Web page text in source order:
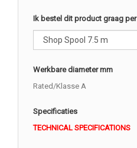
Ik bestel dit product graag per
Werkbare diameter mm
Rated/Klasse A
Specificaties
TECHNICAL SPECIFICATIONS